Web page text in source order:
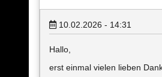
10.02.2026 - 14:31
Hallo,
erst einmal vielen lieben